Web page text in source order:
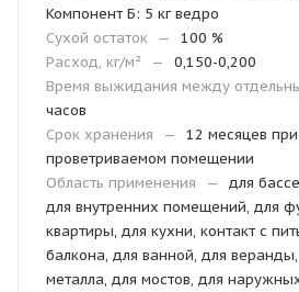
Компонент Б: 5 кг ведро
Сухой остаток
—
100 %
Расход, кг/м²
—
0,150-0,200
Время выжидания между
часов
Срок хранения
—
12 месяцев
проветриваемом помещении
Область применения
—
для
для внутренних помещений, для
квартиры, для кухни, контакт с
балкона, для ванной, для
металла, для мостов, для